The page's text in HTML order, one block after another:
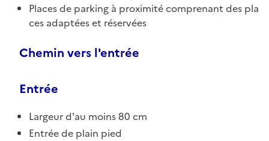
Places de parking à proximité comprenant des pla
ces adaptées et réservées
Chemin vers l'entrée
Entrée
Largeur d'au moins 80 cm
Entrée de plain pied